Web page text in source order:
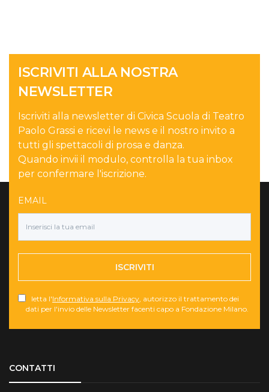
ISCRIVITI ALLA NOSTRA
NEWSLETTER
Iscriviti alla newsletter di Civica Scuola di Teatro
Paolo Grassi e ricevi le news e il nostro invito a
tutti gli spettacoli di prosa e danza.
Quando invii il modulo, controlla la tua inbox
per confermare l'iscrizione.
EMAIL
ISCRIVITI
letta l'Informativa sulla Privacy , autorizzo il trattamento dei
dati per l'invio delle Newsletter facenti capo a Fondazione Milano.
CONTATTI